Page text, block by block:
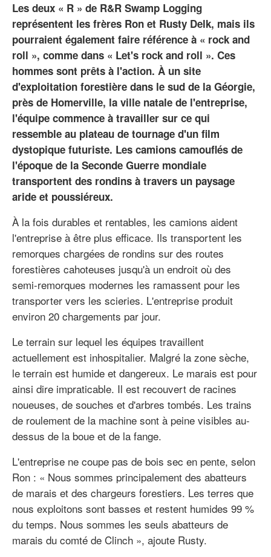
Les deux « R » de R&R Swamp Logging
représentent les frères Ron et Rusty Delk, mais ils
pourraient également faire référence à « rock and
roll », comme dans « Let's rock and roll ». Ces
hommes sont prêts à l'action. À un site
d'exploitation forestière dans le sud de la Géorgie,
près de Homerville, la ville natale de l'entreprise,
l'équipe commence à travailler sur ce qui
ressemble au plateau de tournage d'un film
dystopique futuriste. Les camions camouflés de
l'époque de la Seconde Guerre mondiale
transportent des rondins à travers un paysage
aride et poussiéreux.
À la fois durables et rentables, les camions aident
l'entreprise à être plus efficace. Ils transportent les
remorques chargées de rondins sur des routes
forestières cahoteuses jusqu'à un endroit où des
semi-remorques modernes les ramassent pour les
transporter vers les scieries. L'entreprise produit
environ 20 chargements par jour.
Le terrain sur lequel les équipes travaillent
actuellement est inhospitalier. Malgré la zone sèche,
le terrain est humide et dangereux. Le marais est pour
ainsi dire impraticable. Il est recouvert de racines
noueuses, de souches et d'arbres tombés. Les trains
de roulement de la machine sont à peine visibles au-
dessus de la boue et de la fange.
L'entreprise ne coupe pas de bois sec en pente, selon
Ron : « Nous sommes principalement des abatteurs
de marais et des chargeurs forestiers. Les terres que
nous exploitons sont basses et restent humides 99 %
du temps. Nous sommes les seuls abatteurs de
marais du comté de Clinch », ajoute Rusty.